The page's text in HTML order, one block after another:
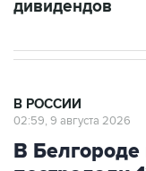
В Белгороде
пострадали
двое детей